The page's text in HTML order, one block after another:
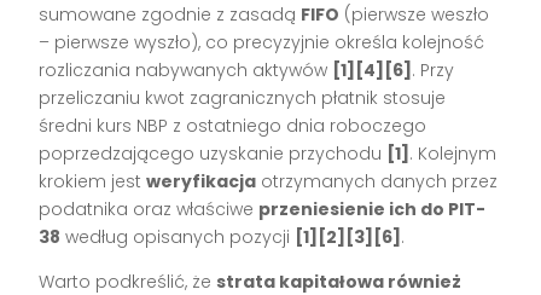
sumowane zgodnie z zasadą FIFO (pierwsze weszło
– pierwsze wyszło), co precyzyjnie określa kolejność
rozliczania nabywanych aktywów [1][4][6] . Przy
przeliczaniu kwot zagranicznych płatnik stosuje
średni kurs NBP z ostatniego dnia roboczego
poprzedzającego uzyskanie przychodu [1] . Kolejnym
krokiem jestweryfikacja otrzymanych danych przez
podatnika oraz właściwe przeniesienie ich do PIT-
38 według opisanych pozycji [1][2][3][6] .
Warto podkreślić, że strata kapitałowa również